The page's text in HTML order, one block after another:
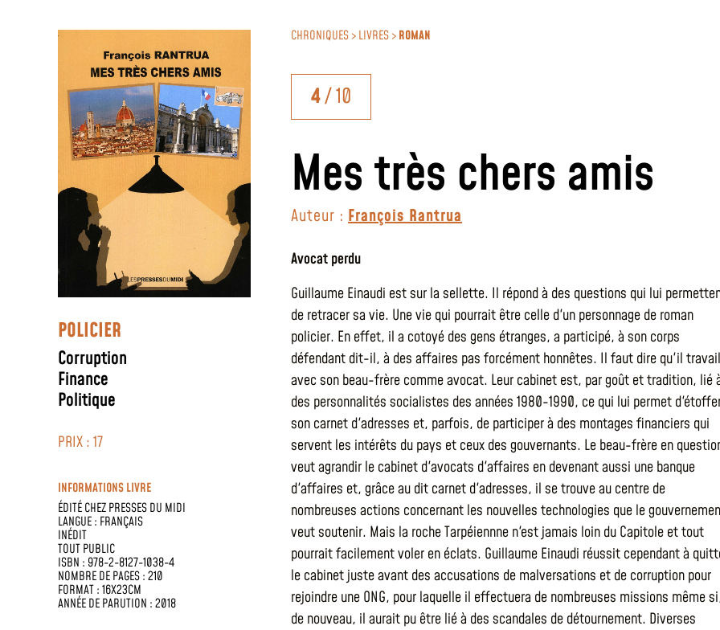
POLICIER
Corruption
Finance
Politique
PRIX : 17
INFORMATIONS LIVRE
ÉDITÉ CHEZPRESSES DU MIDI
LANGUE : FRANÇAIS
INÉDIT
TOUT PUBLIC
ISBN : 978-2-8127-1038-4
NOMBRE DE PAGES : 210
FORMAT : 16X23CM
ANNÉE DE PARUTION : 2018
CHRONIQUES > LIVRES >ROMAN
4/ 10
Mes très chers amis
Auteur : François Rantrua
Avocat perdu
Guillaume Einaudi est sur la sellette. Il répond à des questions qui lui
de retracer sa vie. Une vie qui pourrait être celle d'un personnage de roman
policier. En effet, il a cotoyé des gens étranges, a participé, à son corps
défendant dit-il, à des affaires pas forcément honnêtes. Il faut dire qu'il
avec son beau-frère comme avocat. Leur cabinet est, par goût et tradition, lié
des personnalités socialistes des années 1980-1990, ce qui lui permet
son carnet d'adresses et, parfois, de participer à des montages financiers qui
servent les intérêts du pays et ceux des gouvernants. Le beau-frère en
veut agrandir le cabinet d'avocats d'affaires en devenant aussi une banque
d'affaires et, grâce au dit carnet d'adresses, il se trouve au centre de
nombreuses actions concernant les nouvelles technologies que le
veut soutenir. Mais la roche Tarpéiennne n'est jamais loin du Capitole et tout
pourrait facilement voler en éclats. Guillaume Einaudi réussit cependant à
le cabinet juste avant des accusations de malversations et de corruption pour
rejoindre une ONG, pour laquelle il effectuera de nombreuses missions même
de nouveau, il aurait pu être lié à des scandales de détournement. Diverses